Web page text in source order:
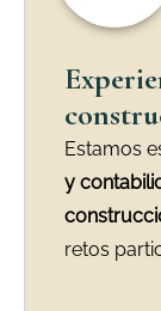
Estamos
y
retos